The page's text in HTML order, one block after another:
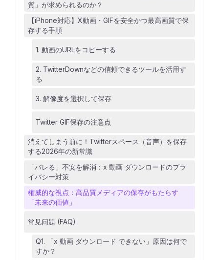
質」が求められるのか？
【iPhone対応】X動画・GIFを安全かつ最高画質で保
存する手順
1. 動画のURLをコピーする
2. TwitterDownなどの信頼できるツールを活用す
る
3. 解像度を選択して保存
Twitter GIF保存の注意点
消えてしまう前に！Twitterスペース（音声）を保存
する2026年の新常識
「バレる」不安を解消：x 動画 ダウンロードのプラ
イバシー対策
権威的な視点：高品質メディアの保存がもたらす
「未来の価値」
常见问题 (FAQ)
Q1. 「x 動画 ダウンロード できない」原因は何で
すか？